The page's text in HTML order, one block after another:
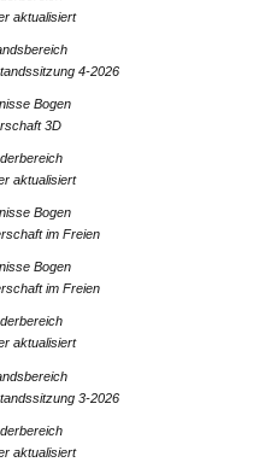
aktualisiert
4-2026
Bogen
3D
aktualisiert
Bogen
im Freien
Bogen
im Freien
aktualisiert
3-2026
aktualisiert